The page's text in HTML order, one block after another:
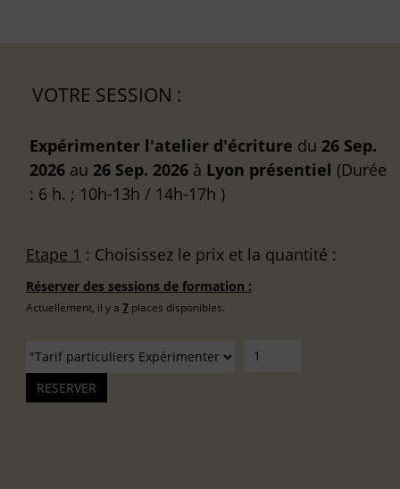
VOTRE SESSION :
Expérimenter l'atelier d'écriture du 26 Sep.
2026 au 26 Sep. 2026 à Lyon présentiel (Durée
: 6 h. ; 10h-13h / 14h-17h )
Etape 1 : Choisissez le prix et la quantité :
Réserver des sessions de formation :
Actuellement, il y a 7 places disponibles.